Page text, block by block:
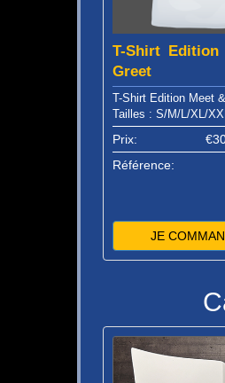
T-Shirt Edition
Greet
T-Shirt Edition Meet
Tailles : S/M/L/XL/
Prix:
Référence:
JE